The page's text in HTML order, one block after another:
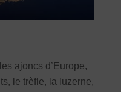
ajoncs d’Europe,
le trèfle, la luzerne,